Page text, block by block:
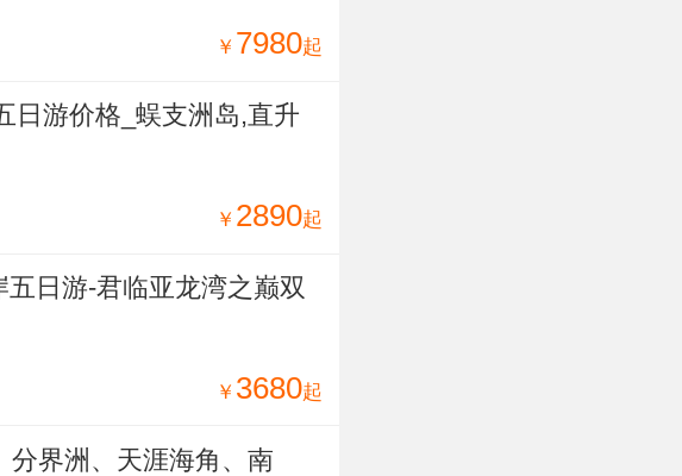
￥ 7980起
日游价格_蜈支洲岛,直升
￥ 2890起
日游-君临亚龙湾之巅双
￥ 3680起
分界洲、天涯海角、南